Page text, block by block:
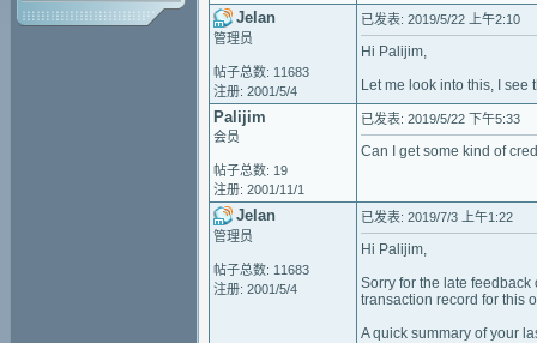
Jelan
管理员
帖子总数: 11683
注册: 2001/5/4
已发表: 2019/5/22 上午2:10
Hi Palijim,
Let me look into this, I
Palijim
会员
帖子总数: 19
注册: 2001/11/1
已发表: 2019/5/22 下午5:33
Can I get some kind of
Jelan
管理员
帖子总数: 11683
注册: 2001/5/4
已发表: 2019/7/3 上午1:22
Hi Palijim,
Sorry for the late
transaction record for this
A quick summary of your